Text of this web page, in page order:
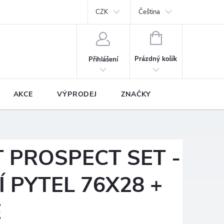
Podmínky ochrany osobních údajů Prodávané značky
CZK Čeština
Přihlášení
NÁKUPNÍ
Prázdný košík
AKCE VÝPRODEJ ZNAČKY
PROSPECT SET -
PYTEL 76X28 +